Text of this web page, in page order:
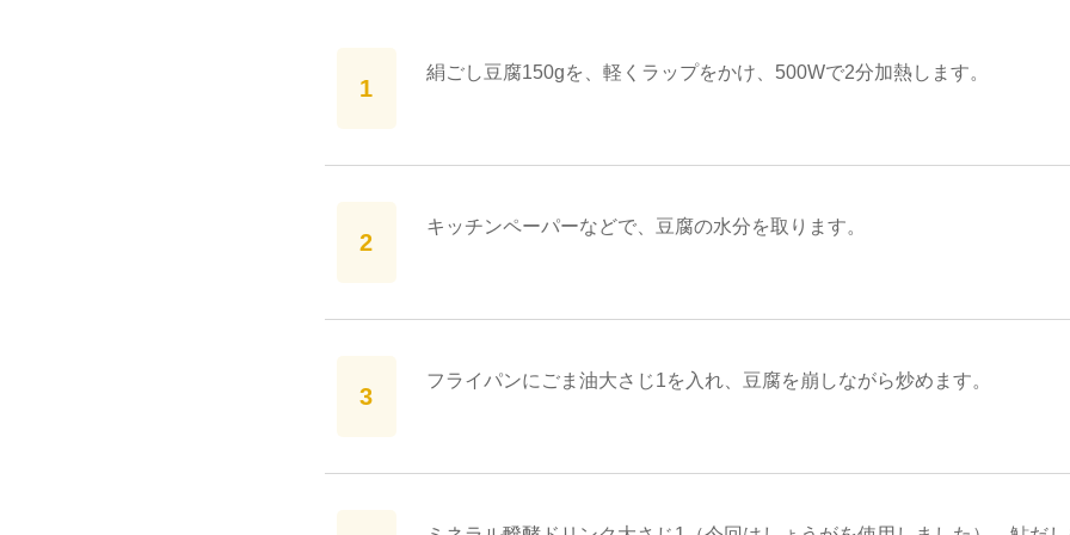
絹ごし豆腐150gを、軽くラップをかけ、500Wで2分加熱します。
キッチンペーパーなどで、豆腐の水分を取ります。
フライパンにごま油大さじ1を入れ、豆腐を崩しながら炒めます。